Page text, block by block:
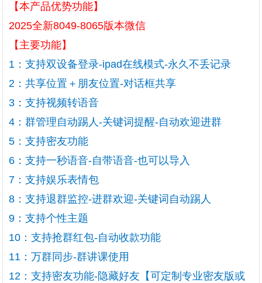
【本产品优势功能】
2025全新8049-8065版本微信
【主要功能】
1：支持双设备登录-ipad在线模式-永久不丢记录
2：共享位置＋朋友位置-对话框共享
3：支持视频转语音
4：群管理自动踢人-关键词提醒-自动欢迎进群
5：支持密友功能
6：支持一秒语音-自带语音-也可以导入
7：支持娱乐表情包
8：支持退群监控-进群欢迎-关键词自动踢人
9：支持个性主题
10：支持抢群红包-自动收款功能
11：万群同步-群讲课使用
12：支持密友功能-隐藏好友【可定制专业密友版或